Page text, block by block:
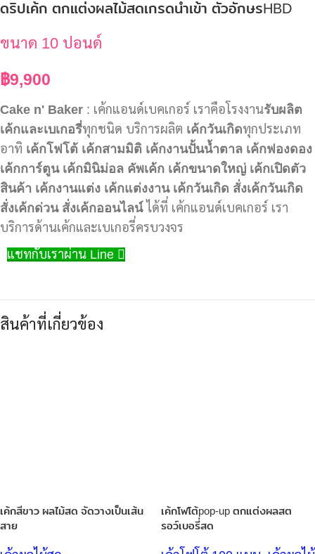
ดริปเค้ก ตกแต่งผลไม้สดเกรดนำเข้า ตัวอักษรHBD
ขนาด 10 ปอนด์
฿9,900
Cake n' Baker : เค้กแอนด์เบคเกอร์ เราคือโรงงานรับผลิต
เค้กและเบเกอรี่ทุกชนิด บริการผลิต เค้กวันเกิดทุกประเภท
อาทิ เค้กโฟโต้ เค้กสามมิติ เค้กงานปั้นน้ำตาล เค้กฟองดอง
เค้กการ์ตูน เค้กมินิม่อล คัพเค้ก เค้กขนาดใหญ่ เค้กเปิดตัว
สินค้า เค้กงานแต่ง เค้กแต่งงาน เค้กวันเกิด สั่งเค้กวันเกิด
สั่งเค้กด่วน สั่งเค้กออนไลน์ได้ที่ เค้กแอนด์เบคเกอร์ เรา
บริการด้านเค้กและเบเกอรี่ครบวงจร
แชทกับเราผ่าน Line
สินค้าที่เกี่ยวข้อง
เค้กสีขาว ผลไม้สด จัดวางเป็นเส้น
สาย
เค้กโฟโต้pop-up ตกแต่งผลสต
รอว์เบอรี่สด